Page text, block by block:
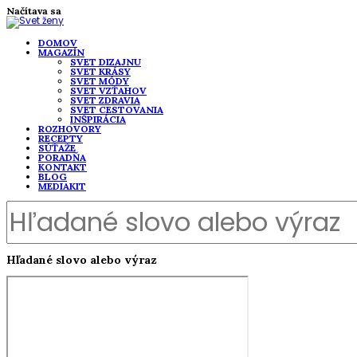
Načítava sa
DOMOV
MAGAZÍN
SVET DIZAJNU
SVET KRÁSY
SVET MÓDY
SVET VZŤAHOV
SVET ZDRAVIA
SVET CESTOVANIA
INŠPIRÁCIA
ROZHOVORY
RECEPTY
SÚŤAŽE
PORADŇA
KONTAKT
BLOG
MEDIAKIT
Hľadané slovo alebo výraz